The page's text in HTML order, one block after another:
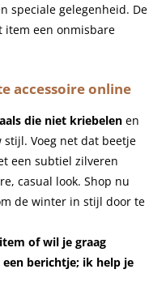
speciale gelegenheid. De
item een onmisbare
accessoire online
die niet kriebelen en
Voeg net dat beetje
een subtiel zilveren
casual look. Shop nu
de winter in stijl door te
of wil je graag
berichtje; ik help je